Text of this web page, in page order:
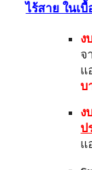
ไร้สาย ในเ
ง
จ
แ
บ
ง
ป
แ